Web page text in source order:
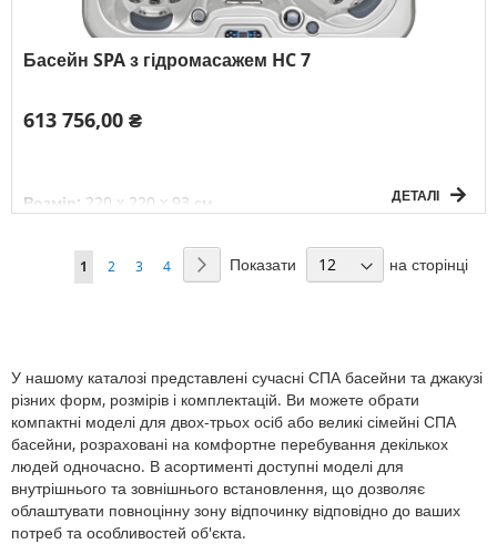
Басейн SPA з гідромасажем HC 7
613 756,00 ₴
Розмір: 220 x 220 x 93 см
325 кг
Електричне підключення:
3F/380V/50Гц
К-сть осіб:
ДЕТАЛІ
Сторінка
You're
1 Сторінка
2 Сторінка
3 Сторінка
4 Сторінка
Наступний
Показати на сторінці
У нашому каталозі представлені сучасні СПА басейни та джакузі
різних форм, розмірів і комплектацій. Ви можете обрати
компактні моделі для двох-трьох осіб або великі сімейні СПА
басейни, розраховані на комфортне перебування декількох
людей одночасно. В асортименті доступні моделі для
внутрішнього та зовнішнього встановлення, що дозволяє
облаштувати повноцінну зону відпочинку відповідно до ваших
потреб та особливостей об'єкта.